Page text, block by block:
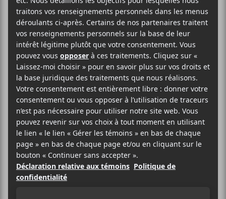
L’édition 2023 de
la Fête nationale
de Laval annonce
sa
programmation
C’est sous le thème